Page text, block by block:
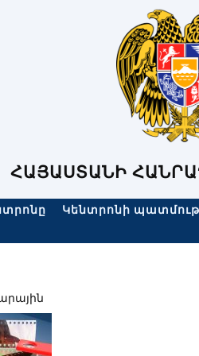
ՀԱՅԱՍՏԱՆԻ
Կենտրոնի